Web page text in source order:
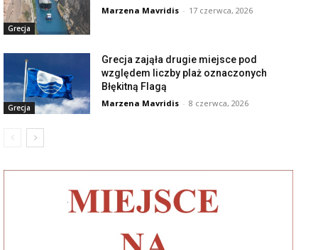
Grecja
Marzena Mavridis - 17 czerwca, 2026
Grecja
Grecja zająła drugie miejsce pod
względem liczby plaż oznaczonych
Błękitną Flagą
Marzena Mavridis - 8 czerwca, 2026